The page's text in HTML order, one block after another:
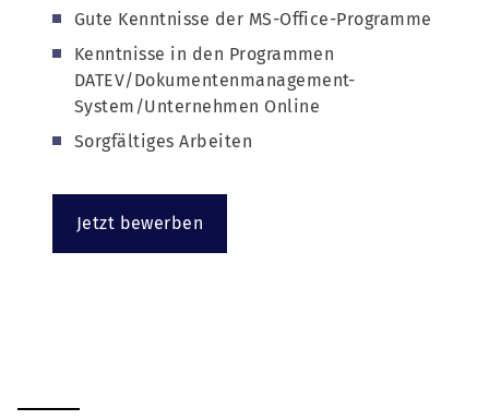
Gute Kenntnisse der MS-Office-Programme
Kenntnisse in den Programmen
DATEV/Dokumentenmanagement-
System/Unternehmen Online
Sorgfältiges Arbeiten
Jetzt bewerben